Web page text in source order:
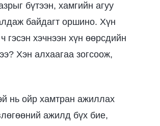
бүтээн, хамгийн агуу
байдагт оршино. Хүн
гэсэн хэчнээн хүн өөрсдийн
Хэн алхаагаа зогсоож,
нь ойр хамтран ажиллах
ажилд бүх бие,